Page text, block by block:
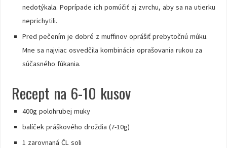
nedotýkala. Poprípade ich pomúčiť aj zvrchu, aby sa na utierku
neprichytili.
Pred pečením je dobré z muffinov oprášiť prebytočnú múku.
Mne sa najviac osvedčila kombinácia oprašovania rukou za
súčasného fúkania.
Recept na 6-10 kusov
400g polohrubej muky
balíček práškového droždia (7-10g)
1 zarovnaná ČL soli